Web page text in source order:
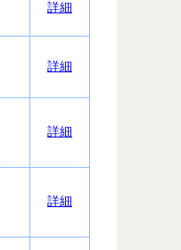
詳細
詳細
詳細
詳細